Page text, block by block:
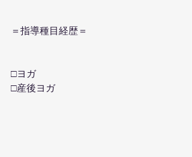
＝指導種目経歴＝
□ヨガ
□産後ヨガ